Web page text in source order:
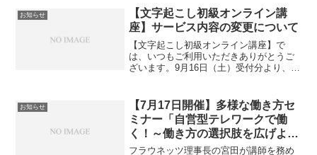
お知らせ
【文字起こし初級オンライン講
座】サービス内容の変更について
【文字起こし初級オンライン講座】で
は、いつもご利用いただきありがとうご
ざいます。9月16日（土）受付分より、受
回）に加え、今回の新サービスでは、一
般社団法人文字...
お知らせ
【7月17日開催】多様な働き方セ
ミナー「自営型テレワークで働
く！～働き方の選択肢を広げよう
～」
フラウネッツ理事長の宮田が講師を務め